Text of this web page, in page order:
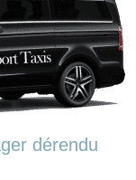
dérendu